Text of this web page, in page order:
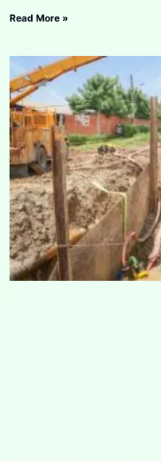
Read More »